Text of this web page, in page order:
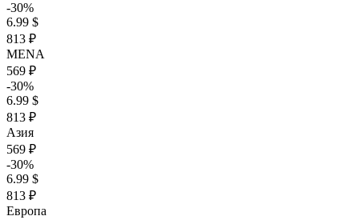
-30%
6.99 $
813 ₽
MENA
569 ₽
-30%
6.99 $
813 ₽
Азия
569 ₽
-30%
6.99 $
813 ₽
Европа